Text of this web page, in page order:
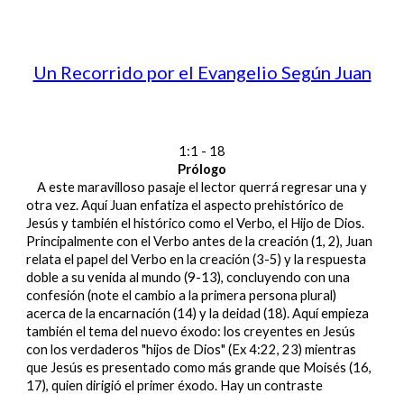
Un Recorrido por el Evangelio Según Juan
1:1 - 18
Prólogo
A este maravilloso pasaje el lector querrá regresar una y
otra vez. Aquí Juan enfatiza el aspecto prehistórico de
Jesús y también el histórico como el Verbo, el Hijo de Dios.
Principalmente con el Verbo antes de la creación (1, 2), Juan
relata el papel del Verbo en la creación (3-5) y la respuesta
doble a su venida al mundo (9-13), concluyendo con una
confesión (note el cambio a la primera persona plural)
acerca de la encarnación (14) y la deidad (18). Aquí empieza
también el tema del nuevo éxodo: los creyentes en Jesús
con los verdaderos "hijos de Dios" (Ex 4:22, 23) mientras
que Jesús es presentado como más grande que Moisés (16,
17), quien dirigió el primer éxodo. Hay un contraste